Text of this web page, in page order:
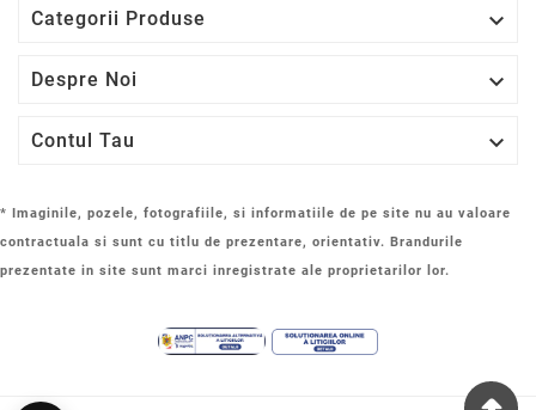
Categorii Produse 
Despre Noi 
Contul Tau 
* Imaginile, pozele, fotografiile, si informatiile de pe site nu au valoare
contractuala si sunt cu titlu de prezentare, orientativ. Brandurile
prezentate in site sunt marci inregistrate ale proprietarilor lor.